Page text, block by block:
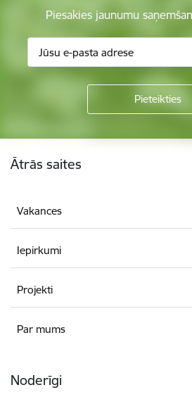
Piesakies jaunumu
Ātrās saites
Vakances
Iepirkumi
Projekti
Par mums
Noderīgi